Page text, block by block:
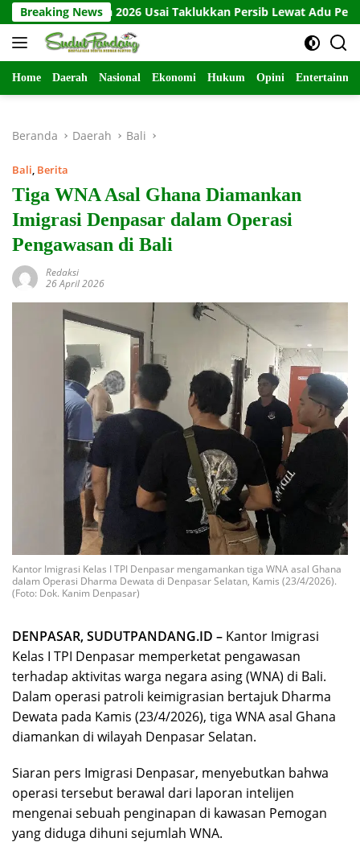
Langsung
ke
konten
Breaking News
2026 Usai Taklukkan Persib Lewat Adu Penalti
Home Daerah Nasional Ekonomi Hukum Opini
Beranda Daerah Bali
Bali, Berita
Tiga WNA Asal Ghana Diamankan
Imigrasi Denpasar dalam Operasi
Pengawasan di Bali
Redaksi
26 April 2026
Kantor Imigrasi Kelas I TPI Denpasar mengamankan tiga WNA asal Ghana
dalam Operasi Dharma Dewata di Denpasar Selatan, Kamis (23/4/2026).
(Foto: Dok. Kanim Denpasar)
DENPASAR, SUDUTPANDANG.ID – Kantor Imigrasi
Kelas I TPI Denpasar memperketat pengawasan
terhadap aktivitas warga negara asing (WNA) di Bali.
Dalam operasi patroli keimigrasian bertajuk Dharma
Dewata pada Kamis (23/4/2026), tiga WNA asal Ghana
diamankan di wilayah Denpasar Selatan.
Siaran pers Imigrasi Denpasar, menyebutkan bahwa
operasi tersebut berawal dari laporan intelijen
mengenai sebuah penginapan di kawasan Pemogan
yang diduga dihuni sejumlah WNA.